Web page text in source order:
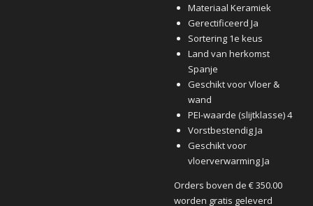
Materiaal Keramiek
Gerectificeerd Ja
Sortering 1e keus
Land van herkomst
Spanje
Geschikt voor Vloer &
wand
PEI-waarde (slijtklasse) 4
Vorstbestendig Ja
Geschikt voor
vloerverwarming Ja
Orders boven de € 350.00
worden gratis geleverd